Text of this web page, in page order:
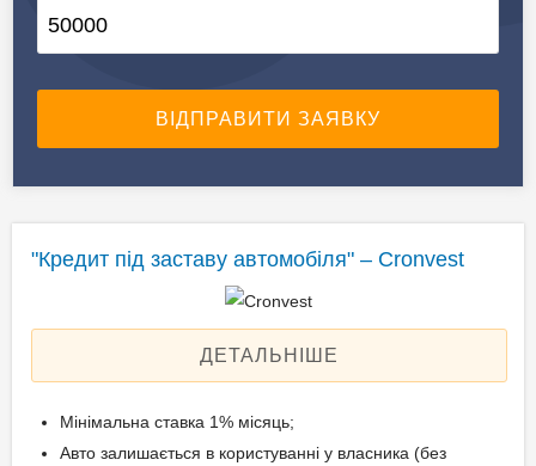
"Кредит під заставу автомобіля" – Cronvest
ДЕТАЛЬНІШЕ
Мінімальна ставка 1% місяць;
Авто залишається в користуванні у власника (без